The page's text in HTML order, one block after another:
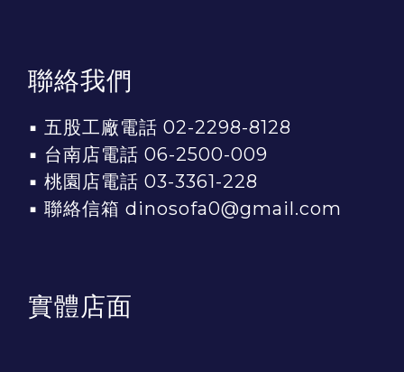
聯絡我們
▪ 五股工廠電話 02-2298-8128
▪ 台南店電話 06-2500-009
▪ 桃園店電話 03-3361-228
▪ 聯絡信箱 dinosofa0@gmail.com
實體店面